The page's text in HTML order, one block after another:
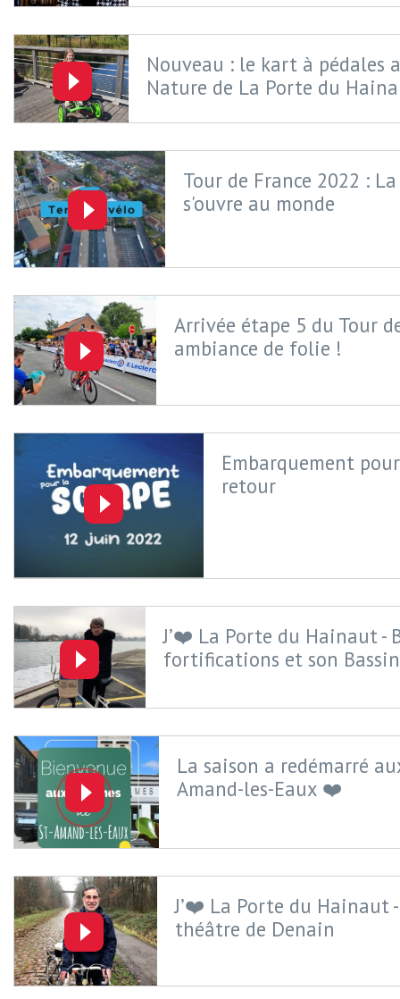
Nouveau : le kart à pédales
Nature de La Porte du
Tour de France 2022 :
s'ouvre au monde
Arrivée étape 5 du Tour
ambiance de folie !
Embarquement
retour
J’❤️ La Porte du Hainaut -
fortifications et son
La saison a redémarré
Amand-les-Eaux ❤️
J’❤️ La Porte du Hainaut
théâtre de Denain